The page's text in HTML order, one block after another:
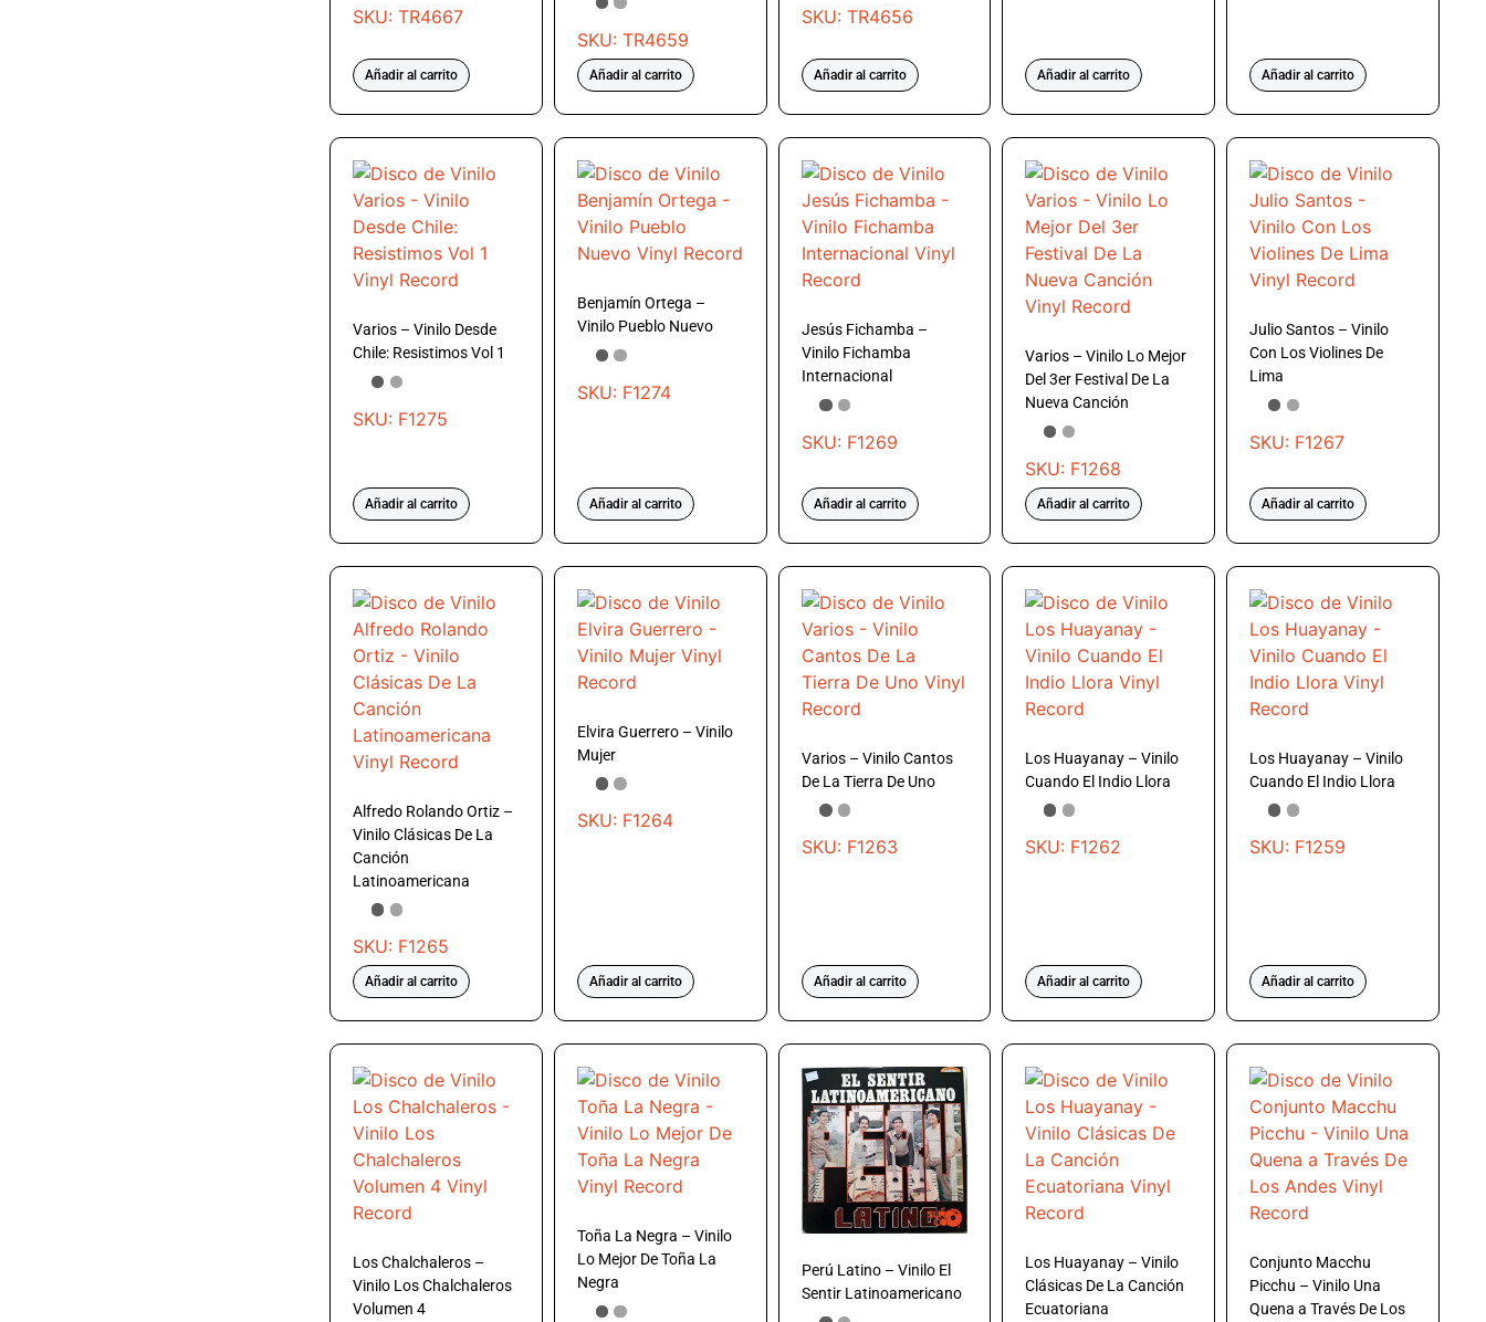
SKU: TR4667
Añadir al carrito
SKU: TR4659
Añadir al carrito
SKU: TR4656
Añadir al carrito Añadir al carrito Añadir al carrito
Varios – Vinilo Desde
Chile: Resistimos Vol 1
SKU: F1275
Añadir al carrito
Benjamín Ortega –
Vinilo Pueblo Nuevo
SKU: F1274
Añadir al carrito
Jesús Fichamba –
Vinilo Fichamba
Internacional
SKU: F1269
Añadir al carrito
Varios – Vinilo Lo Mejor
Del 3er Festival De La
Nueva Canción
SKU: F1268
Añadir al carrito
Julio Santos – Vinilo
Con Los Violines De
Lima
SKU: F1267
Añadir al carrito
Alfredo Rolando Ortiz –
Vinilo Clásicas De La
Canción
Latinoamericana
SKU: F1265
Añadir al carrito
Elvira Guerrero – Vinilo
Mujer
SKU: F1264
Añadir al carrito
Varios – Vinilo Cantos
De La Tierra De Uno
SKU: F1263
Añadir al carrito
Los Huayanay – Vinilo
Cuando El Indio Llora
SKU: F1262
Añadir al carrito
Los Huayanay – Vinilo
Cuando El Indio Llora
SKU: F1259
Añadir al carrito
Los Chalchaleros –
Vinilo Los Chalchaleros
Volumen 4
Toña La Negra – Vinilo
Lo Mejor De Toña La
Negra
Perú Latino – Vinilo El
Sentir Latinoamericano
Los Huayanay – Vinilo
Clásicas De La Canción
Ecuatoriana
Conjunto Macchu
Picchu – Vinilo Una
Quena a Través De Los